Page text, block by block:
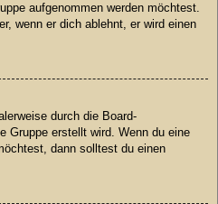
aufgenommen werden möchtest.
wenn er dich ablehnt, er wird einen
durch die Board-
Gruppe erstellt wird. Wenn du eine
dann solltest du einen